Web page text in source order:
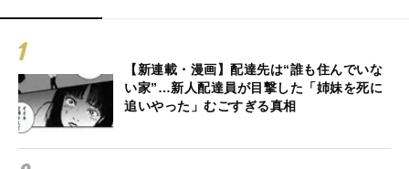
【新連載・漫画】配達先は“誰も住んでいな
い家”…新人配達員が目撃した「姉妹を死に
追いやった」むごすぎる真相